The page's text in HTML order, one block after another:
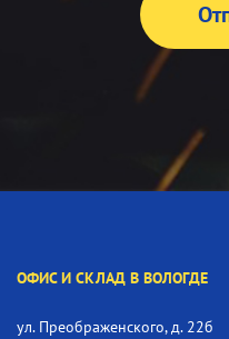
ОФИС И СКЛАД В ВОЛОГДЕ
ул. Преображенского, д. 22б